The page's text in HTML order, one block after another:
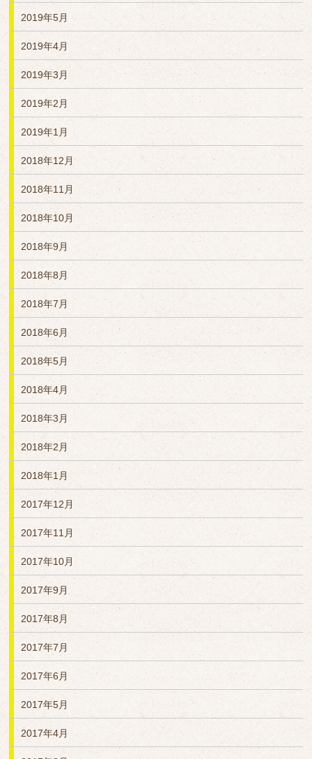
2019年5月
2019年4月
2019年3月
2019年2月
2019年1月
2018年12月
2018年11月
2018年10月
2018年9月
2018年8月
2018年7月
2018年6月
2018年5月
2018年4月
2018年3月
2018年2月
2018年1月
2017年12月
2017年11月
2017年10月
2017年9月
2017年8月
2017年7月
2017年6月
2017年5月
2017年4月